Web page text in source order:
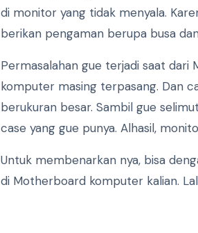
di monitor yang tidak menyala.
berikan pengaman berupa busa
Permasalahan gue terjadi saat dari
komputer masing terpasang. Dan
berukuran besar. Sambil gue
case yang gue punya. Alhasil,
Untuk membenarkan nya, bisa
di Motherboard komputer kalian.